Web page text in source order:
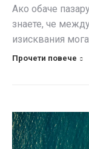
Ако обаче
знаете, че
изисквания
Прочети повече